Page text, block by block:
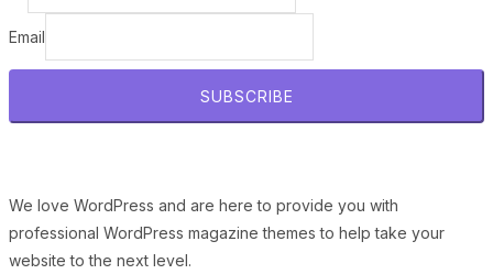
Email
SUBSCRIBE
We love WordPress and are here to provide you with
professional WordPress magazine themes to help take your
website to the next level.